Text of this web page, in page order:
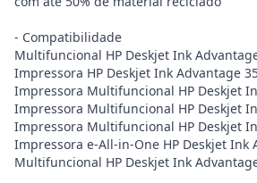
- Compatibilidade
Multifuncional HP Deskjet Ink
Impressora HP Deskjet Ink Advantage
Impressora Multifuncional HP Deskjet
Impressora Multifuncional HP Deskjet
Impressora Multifuncional HP Deskjet
Impressora e-All-in-One HP Deskjet Ink
Multifuncional HP Deskjet Ink